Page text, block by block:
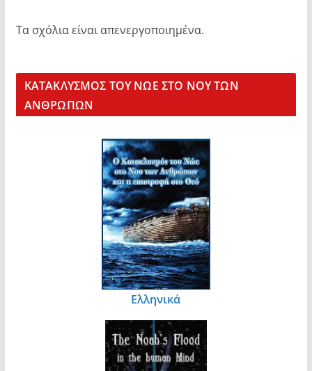
Τα σχόλια είναι απενεργοποιημένα.
KΑΤΑΚΛΥΣΜΟΣ ΤΟΥ ΝΩΕ ΣΤΟ ΝΟΥ ΤΩΝ
ΑΝΘΡΩΠΩΝ
Ελληνικά